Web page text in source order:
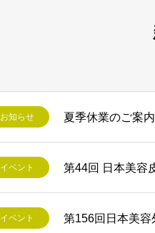
お知らせ 夏季休業のご案内
イベント 第44回 日本美容
イベント 第156回日本美容